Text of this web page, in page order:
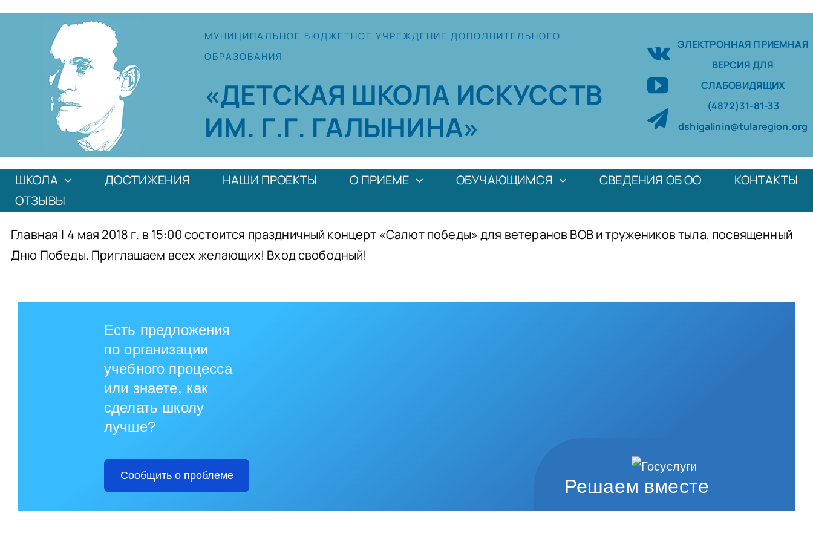
Skip
МУНИЦИПАЛЬНОЕ БЮДЖЕТНОЕ УЧРЕЖДЕНИЕДОПОЛНИТЕЛЬНОГО
ОБРАЗОВАНИЯ
«ДЕТСКАЯ ШКОЛА ИСКУССТВ
ИМ. Г.Г. ГАЛЫНИНА»
ЭЛЕКТРОННАЯ ПРИЕМНАЯ
ВЕРСИЯ ДЛЯ
СЛАБОВИДЯЩИХ
(4872)31-81-33
dshigalinin@tularegion.org
ШКОЛА ДОСТИЖЕНИЯ НАШИ ПРОЕКТЫ О ПРИЕМЕ ОБУЧАЮЩИМСЯ СВЕДЕНИЯ ОБ ОО
КОНТАКТЫ
ОТЗЫВЫ
Главная | 4 мая 2018 г. в 15:00 состоится праздничный концерт «Салют победы» для ветеранов ВОВ и тружеников тыла, посвященный
Дню Победы. Приглашаем всех желающих! Вход свободный!
Решаем вместе
Есть предложения
по организации
учебного процесса
или знаете, как
сделать школу
лучше?
Сообщить о проблеме